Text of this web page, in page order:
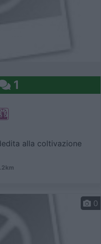
1
alla coltivazione
0